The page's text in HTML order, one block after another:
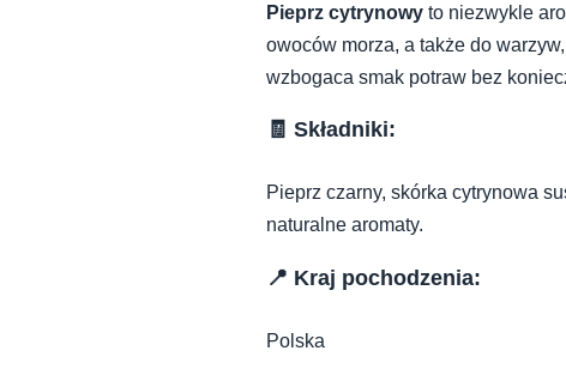
Pieprz cytrynowy to niezwykle
owoców morza, a także do
wzbogaca smak potraw bez
🧾 Składniki:
Pieprz czarny, skórka cytrynowa
naturalne aromaty.
📍 Kraj pochodzenia:
Polska